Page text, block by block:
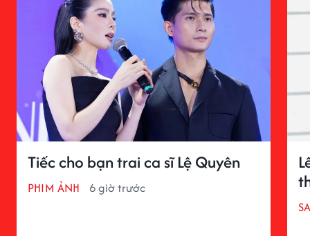
Tiếc cho bạn trai ca sĩ Lệ Quyên
PHIM ẢNH 6 giờ trước